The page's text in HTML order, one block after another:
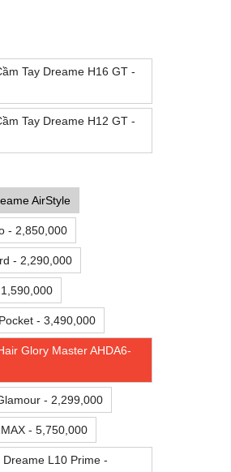
Tay Dreame H16 GT -
Tay Dreame H12 GT -
AirStyle
- 2,850,000
- 2,290,000
- 3,490,000
Glory Master AHDA6-
- 2,299,000
- 5,750,000
L10 Prime -